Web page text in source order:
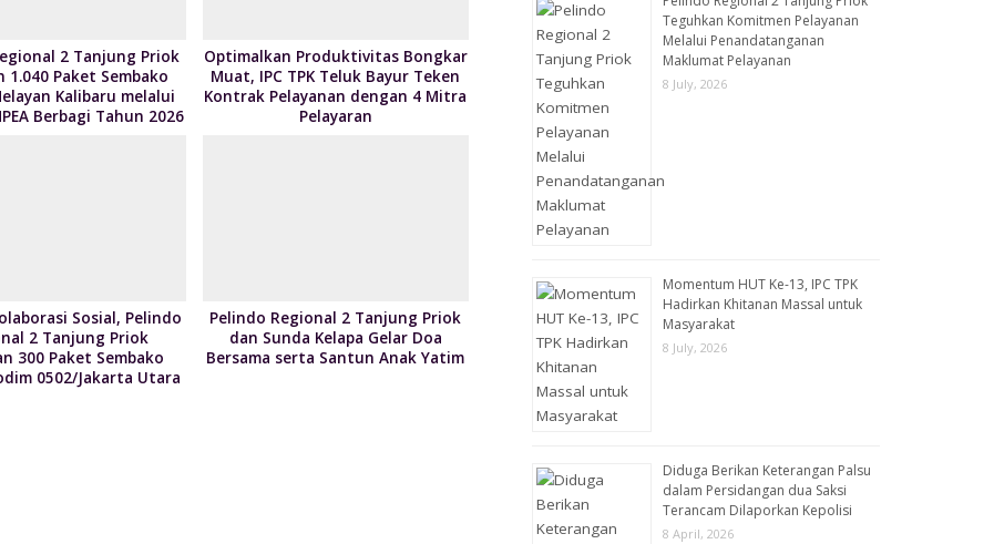
2 Tanjung Priok
1.040 Paket Sembako
Kalibaru melalui
Berbagi Tahun 2026
Optimalkan Produktivitas Bongkar
Muat, IPC TPK Teluk Bayur Teken
Kontrak Pelayanan dengan 4 Mitra
Pelayaran
Sosial, Pelindo
2 Tanjung Priok
300 Paket Sembako
0502/Jakarta Utara
Pelindo Regional 2 Tanjung Priok
dan Sunda Kelapa Gelar Doa
Bersama serta Santun Anak Yatim
Teguhkan Komitmen Pelayanan
Melalui Penandatanganan
Maklumat Pelayanan
8 July, 2026
Momentum HUT Ke-13, IPC TPK
Hadirkan Khitanan Massal untuk
Masyarakat
8 July, 2026
Diduga Berikan Keterangan Palsu
dalam Persidangan dua Saksi
Terancam Dilaporkan Kepolisi
8 April, 2026